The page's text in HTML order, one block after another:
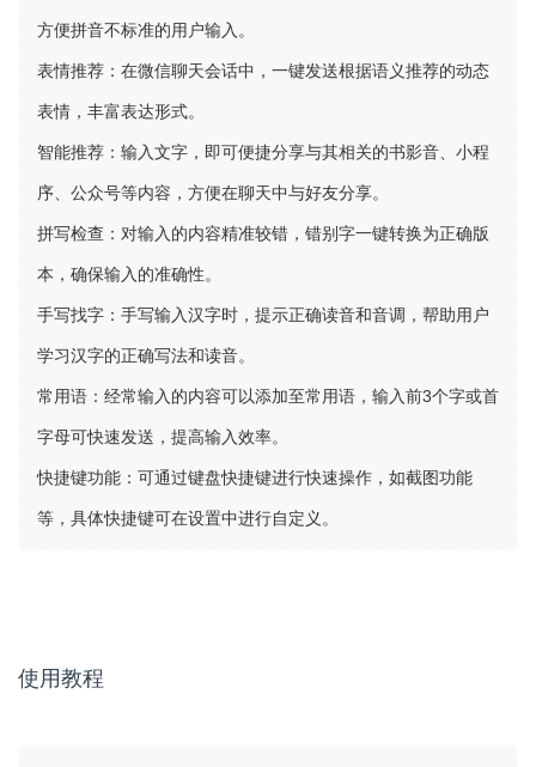
方便拼音不标准的用户输入。
表情推荐 ：在微信聊天会话中，一键发送根据语义推荐的动态
表情，丰富表达形式。
智能推荐 ：输入文字，即可便捷分享与其相关的书影音、小程
序、公众号等内容，方便在聊天中与好友分享。
拼写检查 ：对输入的内容精准较错，错别字一键转换为正确版
本，确保输入的准确性。
手写找字 ：手写输入汉字时，提示正确读音和音调，帮助用户
学习汉字的正确写法和读音。
常用语 ：经常输入的内容可以添加至常用语，输入前3个字或首
字母可快速发送，提高输入效率。
快捷键功能 ：可通过键盘快捷键进行快速操作，如截图功能
等，具体快捷键可在设置中进行自定义。
使用教程